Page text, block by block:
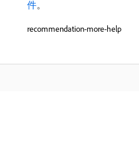
件。
recommendation-more-help